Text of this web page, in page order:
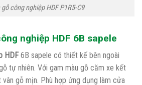
công nghiệp HDF P1R5-C9
nghiệp HDF 6B sapele
HDF6B sapele có thiết kế bên ngoài
tự nhiên. Với gam màu gỗ căm xe kết
gỗ mịn. Phù hợp ứng dụng làm cửa